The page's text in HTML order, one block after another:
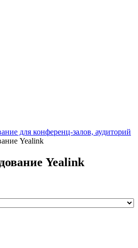
для конференц-залов, аудиторий
Yealink
Yealink